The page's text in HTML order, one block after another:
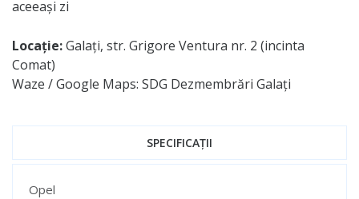
aceeași zi
Locație:Galați, str. Grigore Ventura nr. 2 (incinta
Comat)
Waze / Google Maps: SDG Dezmembrări Galați
SPECIFICAȚII
Specificații
Opel